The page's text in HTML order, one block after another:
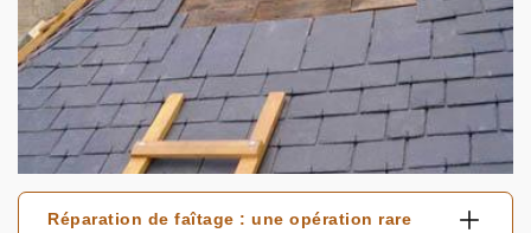
Réparation de faîtage : une opération rare